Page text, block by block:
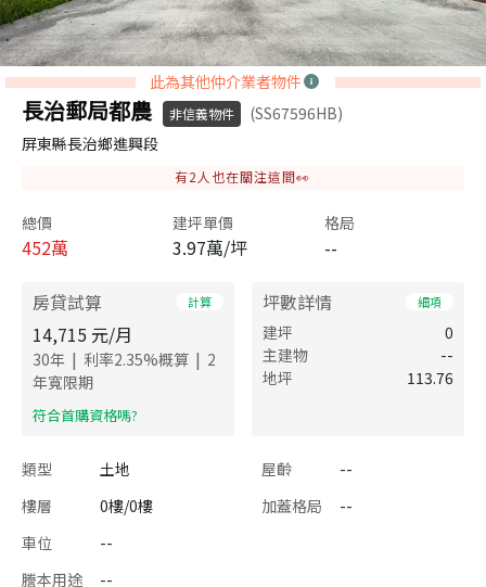
此為其他仲介業者物件
長治郵局都農 非信義物件
(SS67596HB)
屏東縣長治鄉進興段
有2 人也在關注這間👀
總價
452萬
建坪單價
3.97萬/坪
格局
--
房貸試算 計算
14,715 元/月
30年 | 利率2.35%概算 | 2
年寬限期
​符合首購資格嗎?
坪數詳情 細項
建坪
0
主建物
--
地坪
113.76
類型 土地 屋齡
--
樓層
0樓/0樓 加蓋格局
--
車位
--
謄本用途
--